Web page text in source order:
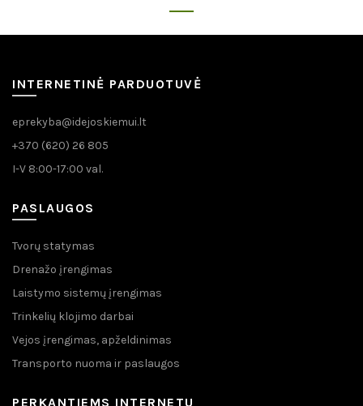
INTERNETINĖ PARDUOTUVĖ
eprekyba@idejoskiemui.lt
+370 (620) 26 805
I-V 8:00-17:00 val.
PASLAUGOS
Tvorų statymas
Drenažo įrengimas
Laistymo sistemų įrengimas
Trinkelių klojimo darbai
Vejos įrengimas, apželdinimas
Transporto nuoma ir paslaugos
PERKANTIEMS INTERNETU